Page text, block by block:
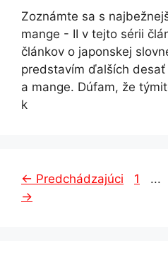
Zoznámte sa s
mange - II v tejto sérii
článkov o japonskej
predstavím ďalších
a mange. Dúfam, že
k
← Predchádzajúci Strana
1 ...
→